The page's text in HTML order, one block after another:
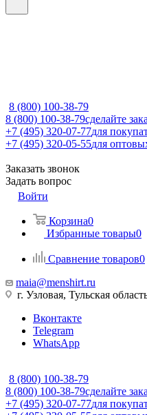
8 (800) 100-38-79
8 (800) 100-38-79сделайте
+7 (495) 320-07-77для
+7 (495) 320-05-55для
Заказать звонок
Задать вопрос
Войти
Корзина0
Избранные товары0
Сравнение товаров0
maia@menshirt.ru
г. Узловая, Тульская
Вконтакте
Telegram
WhatsApp
8 (800) 100-38-79
8 (800) 100-38-79сделайте
+7 (495) 320-07-77для